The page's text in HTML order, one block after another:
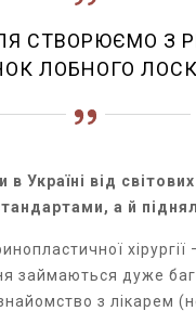
СТВОРЮЄМО З
ЛОБНОГО
в Україні від
а й
дуже
з